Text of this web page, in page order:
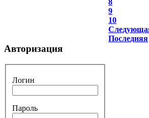
9
10
Последняя
Авторизация
Логин
Пароль